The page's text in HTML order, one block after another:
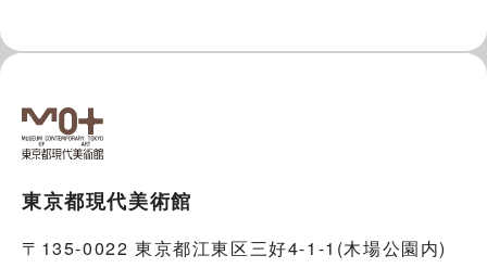
東京都現代美術館
〒135-0022 東京都江東区三好4-1-1(木場公園内)